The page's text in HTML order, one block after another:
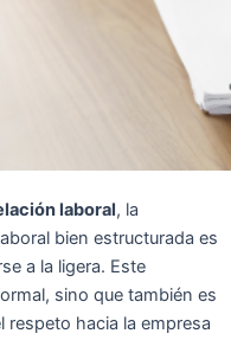
laboral, la
bien estructurada es
a la ligera. Este
sino que también es
respeto hacia la empresa